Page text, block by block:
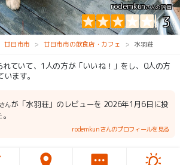
rodemkunさんの評価
3
廿日市市 廿日市市の飲食店・カフェ 水羽荘
ていて、1人の方が「いいね！」をし、0人の方
ます。
んが「水羽荘」のレビューを 2026年1月6日に投
rodemkunさんのプロフィールを見る